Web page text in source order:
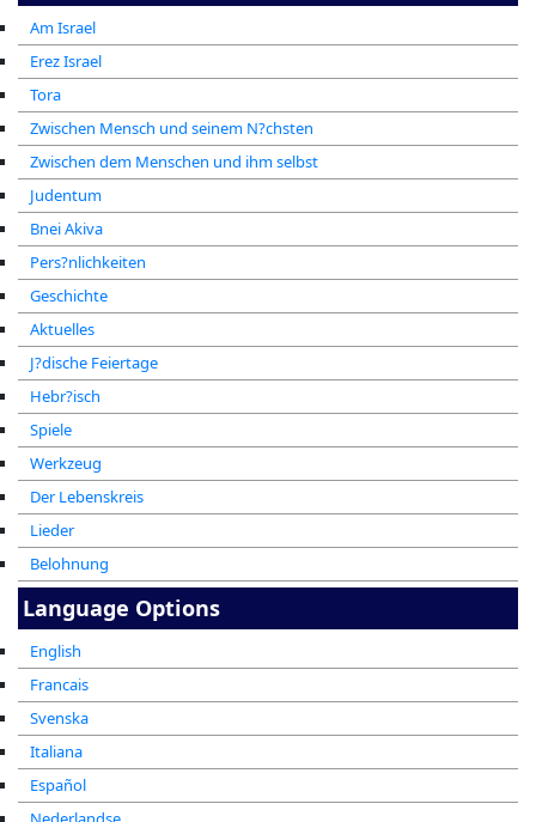
Am Israel
Erez Israel
Tora
Zwischen Mensch und seinem N?chsten
Zwischen dem Menschen und ihm selbst
Judentum
Bnei Akiva
Pers?nlichkeiten
Geschichte
Aktuelles
J?dische Feiertage
Hebr?isch
Spiele
Werkzeug
Der Lebenskreis
Lieder
Belohnung
Language Options
English
Francais
Svenska
Italiana
Español